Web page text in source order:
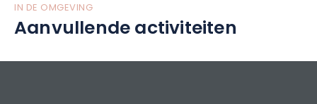
IN DE OMGEVING
Aanvullende activiteiten